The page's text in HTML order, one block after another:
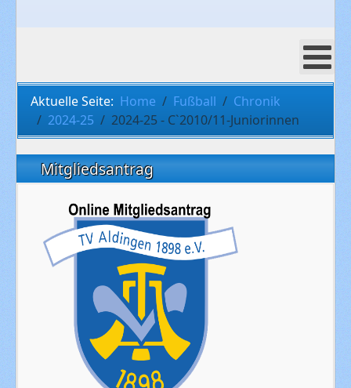
Aktuelle Seite: Home Fußball
Chronik
2024-25
2024-25 - C`2010/11-Juniorinnen
Mitgliedsantrag